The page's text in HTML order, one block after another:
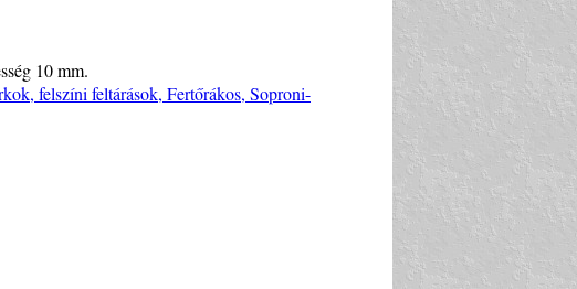
10 mm.
felszíni feltárások, Fertőrákos, Soproni-